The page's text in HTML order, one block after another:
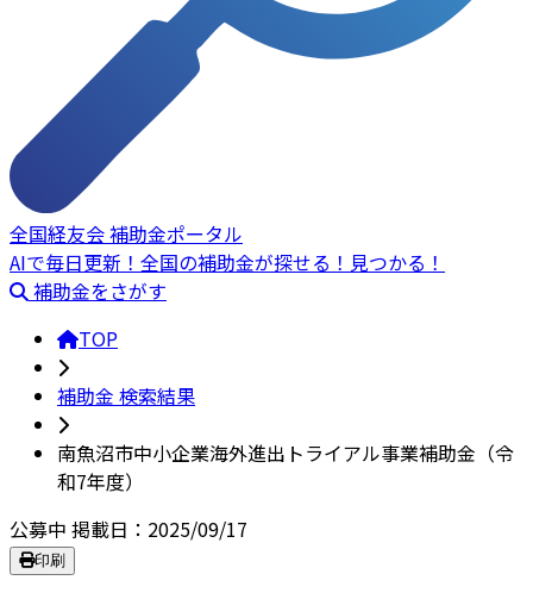
全国経友会 補助金ポータル
AIで毎日更新！全国の補助金が探せる！見つかる！
補助金をさがす
TOP
補助金 検索結果
南魚沼市中小企業海外進出トライアル事業補助金（令
和7年度）
公募中 掲載日：2025/09/17
印刷